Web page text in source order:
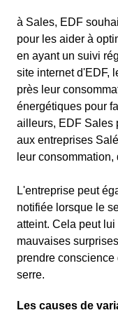
à Sales, EDF
pour les aider à
en ayant un suivi
site internet d'EDF,
près leur
énergétiques pour
ailleurs, EDF Sales
aux entreprises
leur
L'entreprise peut
notifiée lorsque le
atteint. Cela peut
mauvaises
prendre
serre.
Les causes de